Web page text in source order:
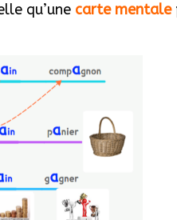
qu’une carte mentale